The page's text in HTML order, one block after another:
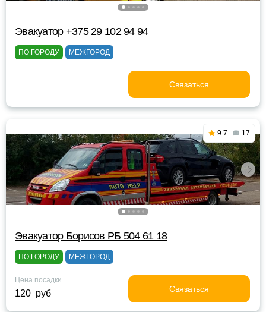
Эвакуатор +375 29 102 94 94
ПО ГОРОДУ МЕЖГОРОД
Связаться
9.7 17
Эвакуатор Борисов РБ 504 61 18
ПО ГОРОДУ МЕЖГОРОД
Цена посадки
120 руб Связаться